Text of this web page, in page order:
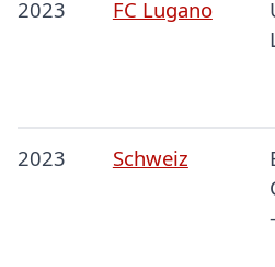
2023 FC Lugano
2023 Schweiz